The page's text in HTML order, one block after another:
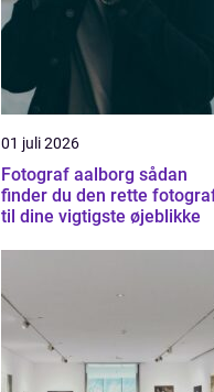
01 juli 2026
Fotograf aalborg sådan
finder du den rette
til dine vigtigste øjeblikke